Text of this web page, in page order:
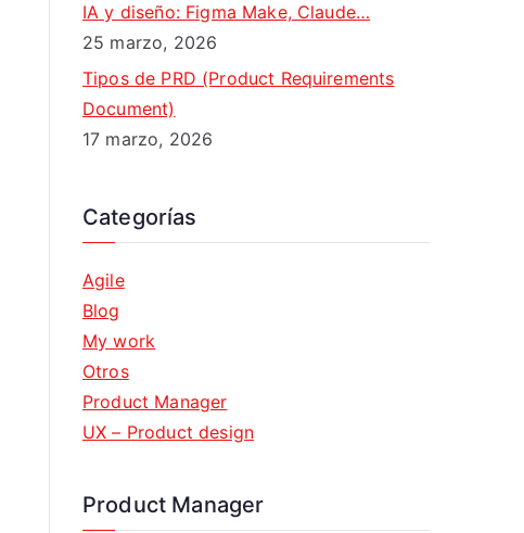
IA y diseño: Figma Make, Claude…
25 marzo, 2026
Tipos de PRD (Product Requirements
Document)
17 marzo, 2026
Categorías
Agile
Blog
My work
Otros
Product Manager
UX – Product design
Product Manager